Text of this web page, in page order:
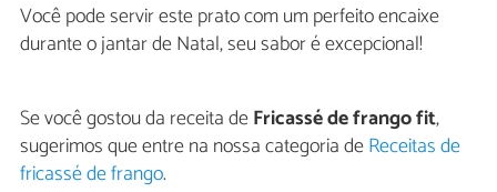
Você pode servir este prato com um perfeito encaixe
durante o jantar de Natal, seu sabor é excepcional!
Se você gostou da receita deFricassé de frango fit,
sugerimos que entre na nossa categoria deReceitas de
fricassé de frango.